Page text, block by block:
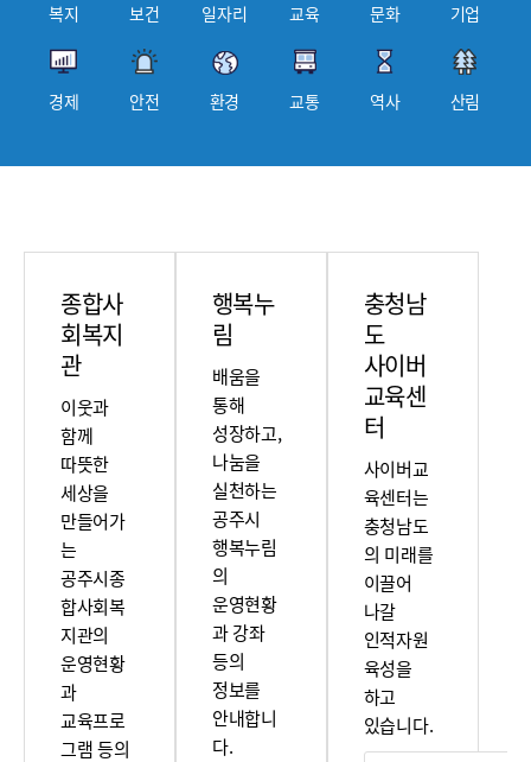
복지 보건 일자리 교육 문화 기업
경제 안전 환경 교통 역사 산림
종합사
회복지
관
이웃과
함께
따뜻한
세상을
만들어가
는
공주시종
합사회복
지관의
운영현황
과
교육프로
그램 등의
행복누
림
배움을
통해
성장하고,
나눔을
실천하는
공주시
행복누림
의
운영현황
과 강좌
등의
정보를
안내합니
다.
충청남
도
사이버
교육센
터
사이버교
육센터는
충청남도
의 미래를
이끌어
나갈
인적자원
육성을
하고
있습니다.